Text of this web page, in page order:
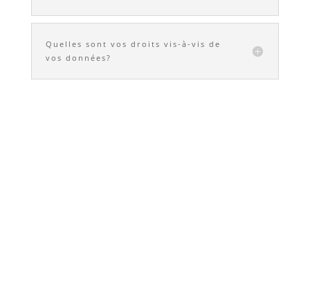
Quelles sont vos droits vis-à-vis de
vos données?